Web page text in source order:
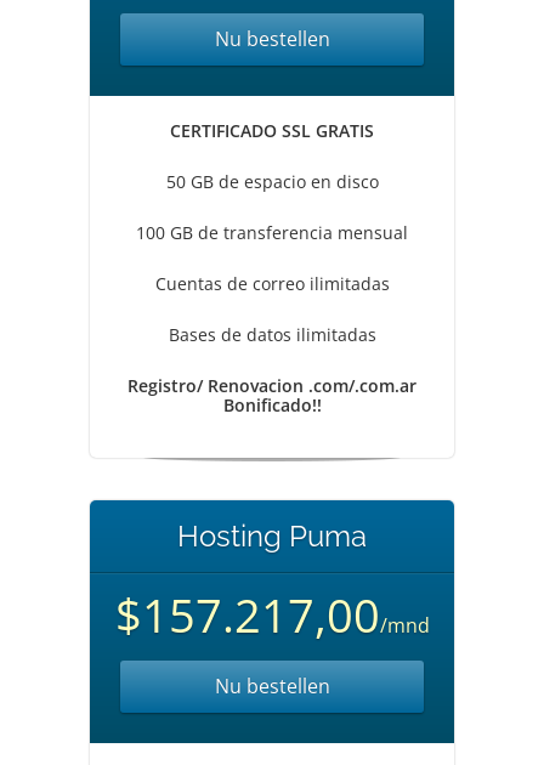
Nu bestellen
CERTIFICADO SSL GRATIS
50 GB de espacio en disco
100 GB de transferencia mensual
Cuentas de correo ilimitadas
Bases de datos ilimitadas
Registro/ Renovacion .com/.com.ar
Bonificado!!
Hosting Puma
$157.217,00/mnd
Nu bestellen